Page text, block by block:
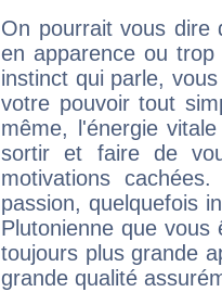
On pourrait vous dire
en apparence ou
instinct qui parle,
votre pouvoir tout
même, l'énergie
sortir et faire de
motivations
passion, quelquefois
Plutonienne que
toujours plus grande
grande qualité